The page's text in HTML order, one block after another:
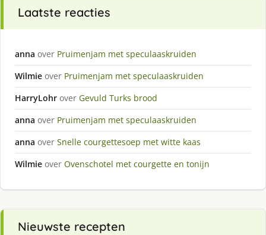
Laatste reacties
anna over Pruimenjam met speculaaskruiden
Wilmie over Pruimenjam met speculaaskruiden
HarryLohr over Gevuld Turks brood
anna over Pruimenjam met speculaaskruiden
anna over Snelle courgettesoep met witte kaas
Wilmie over Ovenschotel met courgette en tonijn
Nieuwste recepten